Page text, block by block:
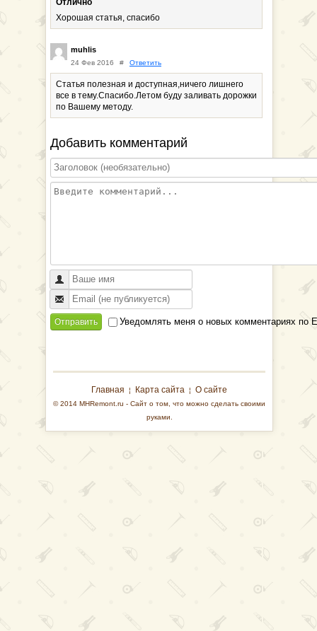
Отлично
Хорошая статья, спасибо
muhlis
24 Фев 2016 # Ответить
Статья полезная и доступная,ничего лишнего
все в тему.Спасибо.Летом буду заливать дорожки
по Вашему методу.
Добавить комментарий
Отправить Уведомлять меня о новых комментариях по
Главная ¦ Карта сайта ¦ О сайте
© 2014 MHRemont.ru - Сайт о том, что можно сделать своими
руками.